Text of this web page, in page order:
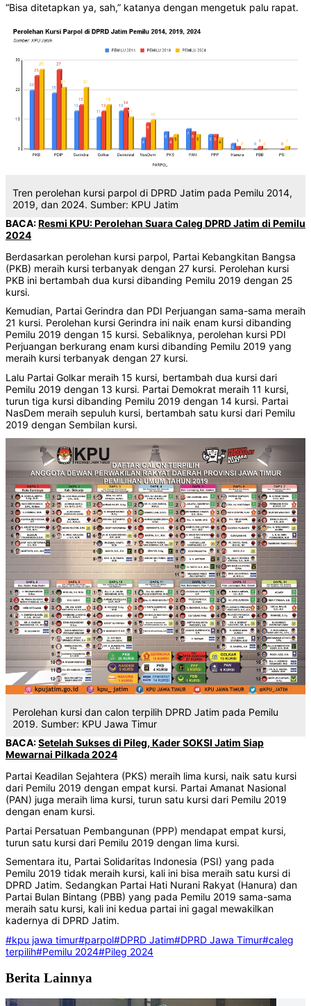
“Bisa ditetapkan ya, sah,” katanya dengan mengetuk palu rapat.
Tren perolehan kursi parpol di DPRD Jatim pada Pemilu 2014,
2019, dan 2024. Sumber: KPU Jatim
BACA:Resmi KPU: Perolehan Suara Caleg DPRD Jatim di Pemilu
2024
Berdasarkan perolehan kursi parpol, Partai Kebangkitan Bangsa
(PKB) meraih kursi terbanyak dengan 27 kursi. Perolehan kursi
PKB ini bertambah dua kursi dibanding Pemilu 2019 dengan 25
kursi.
Kemudian, Partai Gerindra dan PDI Perjuangan sama-sama meraih
21 kursi. Perolehan kursi Gerindra ini naik enam kursi dibanding
Pemilu 2019 dengan 15 kursi. Sebaliknya, perolehan kursi PDI
Perjuangan berkurang enam kursi dibanding Pemilu 2019 yang
meraih kursi terbanyak dengan 27 kursi.
Lalu Partai Golkar meraih 15 kursi, bertambah dua kursi dari
Pemilu 2019 dengan 13 kursi. Partai Demokrat meraih 11 kursi,
turun tiga kursi dibanding Pemilu 2019 dengan 14 kursi. Partai
NasDem meraih sepuluh kursi, bertambah satu kursi dari Pemilu
2019 dengan Sembilan kursi.
Perolehan kursi dan calon terpilih DPRD Jatim pada Pemilu
2019. Sumber: KPU Jawa Timur
BACA:Setelah Sukses di Pileg, Kader SOKSI Jatim Siap
Mewarnai Pilkada 2024
Partai Keadilan Sejahtera (PKS) meraih lima kursi, naik satu kursi
dari Pemilu 2019 dengan empat kursi. Partai Amanat Nasional
(PAN) juga meraih lima kursi, turun satu kursi dari Pemilu 2019
dengan enam kursi.
Partai Persatuan Pembangunan (PPP) mendapat empat kursi,
turun satu kursi dari Pemilu 2019 dengan lima kursi.
Sementara itu, Partai Solidaritas Indonesia (PSI) yang pada
Pemilu 2019 tidak meraih kursi, kali ini bisa meraih satu kursi di
DPRD Jatim. Sedangkan Partai Hati Nurani Rakyat (Hanura) dan
Partai Bulan Bintang (PBB) yang pada Pemilu 2019 sama-sama
meraih satu kursi, kali ini kedua partai ini gagal mewakilkan
kadernya di DPRD Jatim.
#kpu jawa timur#parpol#DPRD Jatim#DPRD Jawa Timur#caleg
terpilih#Pemilu 2024#Pileg 2024
Berita Lainnya